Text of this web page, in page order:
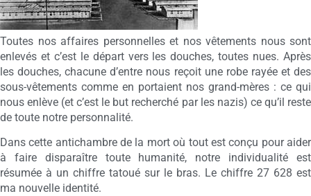
Toutes nos affaires personnelles et nos vêtements nous sont
enlevés et c’est le départ vers les douches, toutes nues. Après
les douches, chacune d’entre nous reçoit une robe rayée et des
sous-vêtements comme en portaient nos grand-mères : ce qui
nous enlève (et c’est le but recherché par les nazis) ce qu’il reste
de toute notre personnalité.
Dans cette antichambre de la mort où tout est conçu pour aider
à faire disparaître toute humanité, notre individualité est
résumée à un chiffre tatoué sur le bras. Le chiffre 27 628 est
ma nouvelle identité.